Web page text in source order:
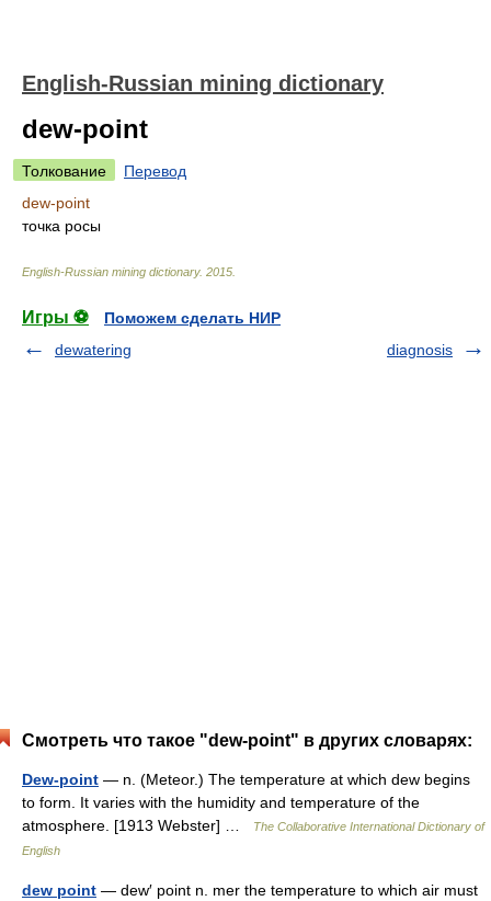
English-Russian mining dictionary
dew-point
Толкование
Перевод
dew-point
точка росы
English-Russian mining dictionary. 2015
Игры ⚽
Поможем сделать НИР
dewatering
diagnosis
Смотреть что такое "dew-point" в других словарях:
Dew-point — n. (Meteor.) The temperature at which dew begins
to form. It varies with the humidity and temperature of the
atmosphere. [1913 Webster] …
The Collaborative International Dictionary of
English
dew point — dew′ point n. mer the temperature to which air must